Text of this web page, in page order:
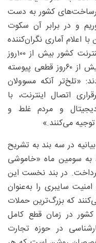
زیرساخت‌های کشور به دست
و در برابر آن سکوت
اعلام آماری نگران‌کننده
مبنی‌بر اینکه «در یک سال گذشته، اینترنت کشور بیش از ۱۰۰‌روز
قطع بوده و در جنگ اخیر نیز رکورد بیش از ۶۰‌روز قطعی پیوسته
«تلخ‌تر آنکه مسوولان
اتصال اینترنت، با
و مردم غلط و
می‌کنند.»
در سه بند به تشریح
به سومین ماه «خاموشی
در بند نخست این
سایبری را به‌عنوان
که بزرگ‌ترین حملات
در زمان قطع کامل
در حوزه تجارت